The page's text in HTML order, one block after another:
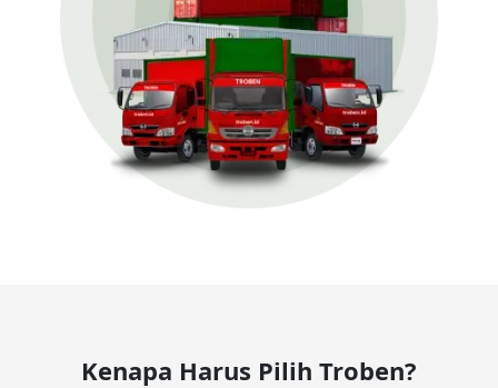
Kenapa Harus Pilih Troben?